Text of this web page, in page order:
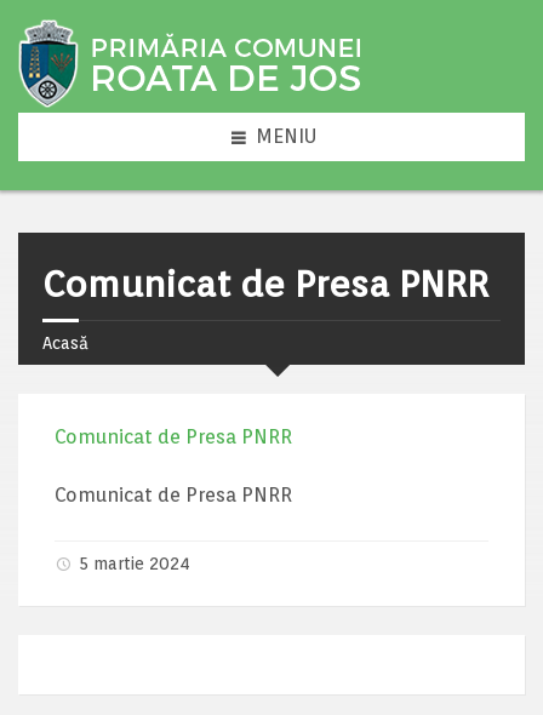
MENIU
Comunicat de Presa PNRR
Acasă
Comunicat de Presa PNRR
Comunicat de Presa PNRR
5 martie 2024